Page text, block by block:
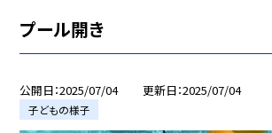
プール開き
公開日 2025/07/04 更新日 2025/07/04
子どもの様子